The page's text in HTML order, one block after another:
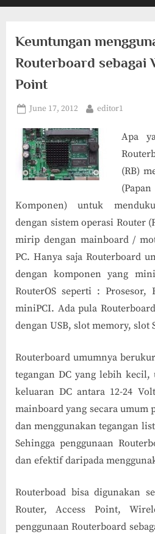
Keuntungan
Routerboard sebagai
Point
Posted
June 17, 2012 By
editor1
Apa
(RB)
Komponen) untuk
dengan sistem operasi Router
mirip dengan mainboard /
PC. Hanya saja Routerboard
dengan komponen yang
RouterOS seperti :
miniPCI. Ada pula
dengan USB, slot memory, slot
Routerboard umumnya
tegangan DC yang lebih
keluaran DC antara 12-24
mainboard yang secara umum
dan menggunakan tegangan
Sehingga penggunaan
dan efektif daripada
Routerboad bisa digunakan
Router, Access Point,
penggunaan Routerboard